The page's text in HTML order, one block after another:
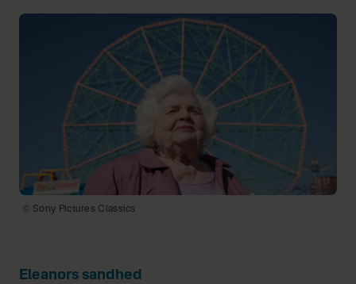
© Sony Pictures Classics
Eleanors sandhed